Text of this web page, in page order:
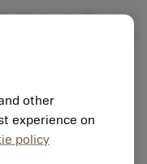
strojům expand_more
other
experience on
policy